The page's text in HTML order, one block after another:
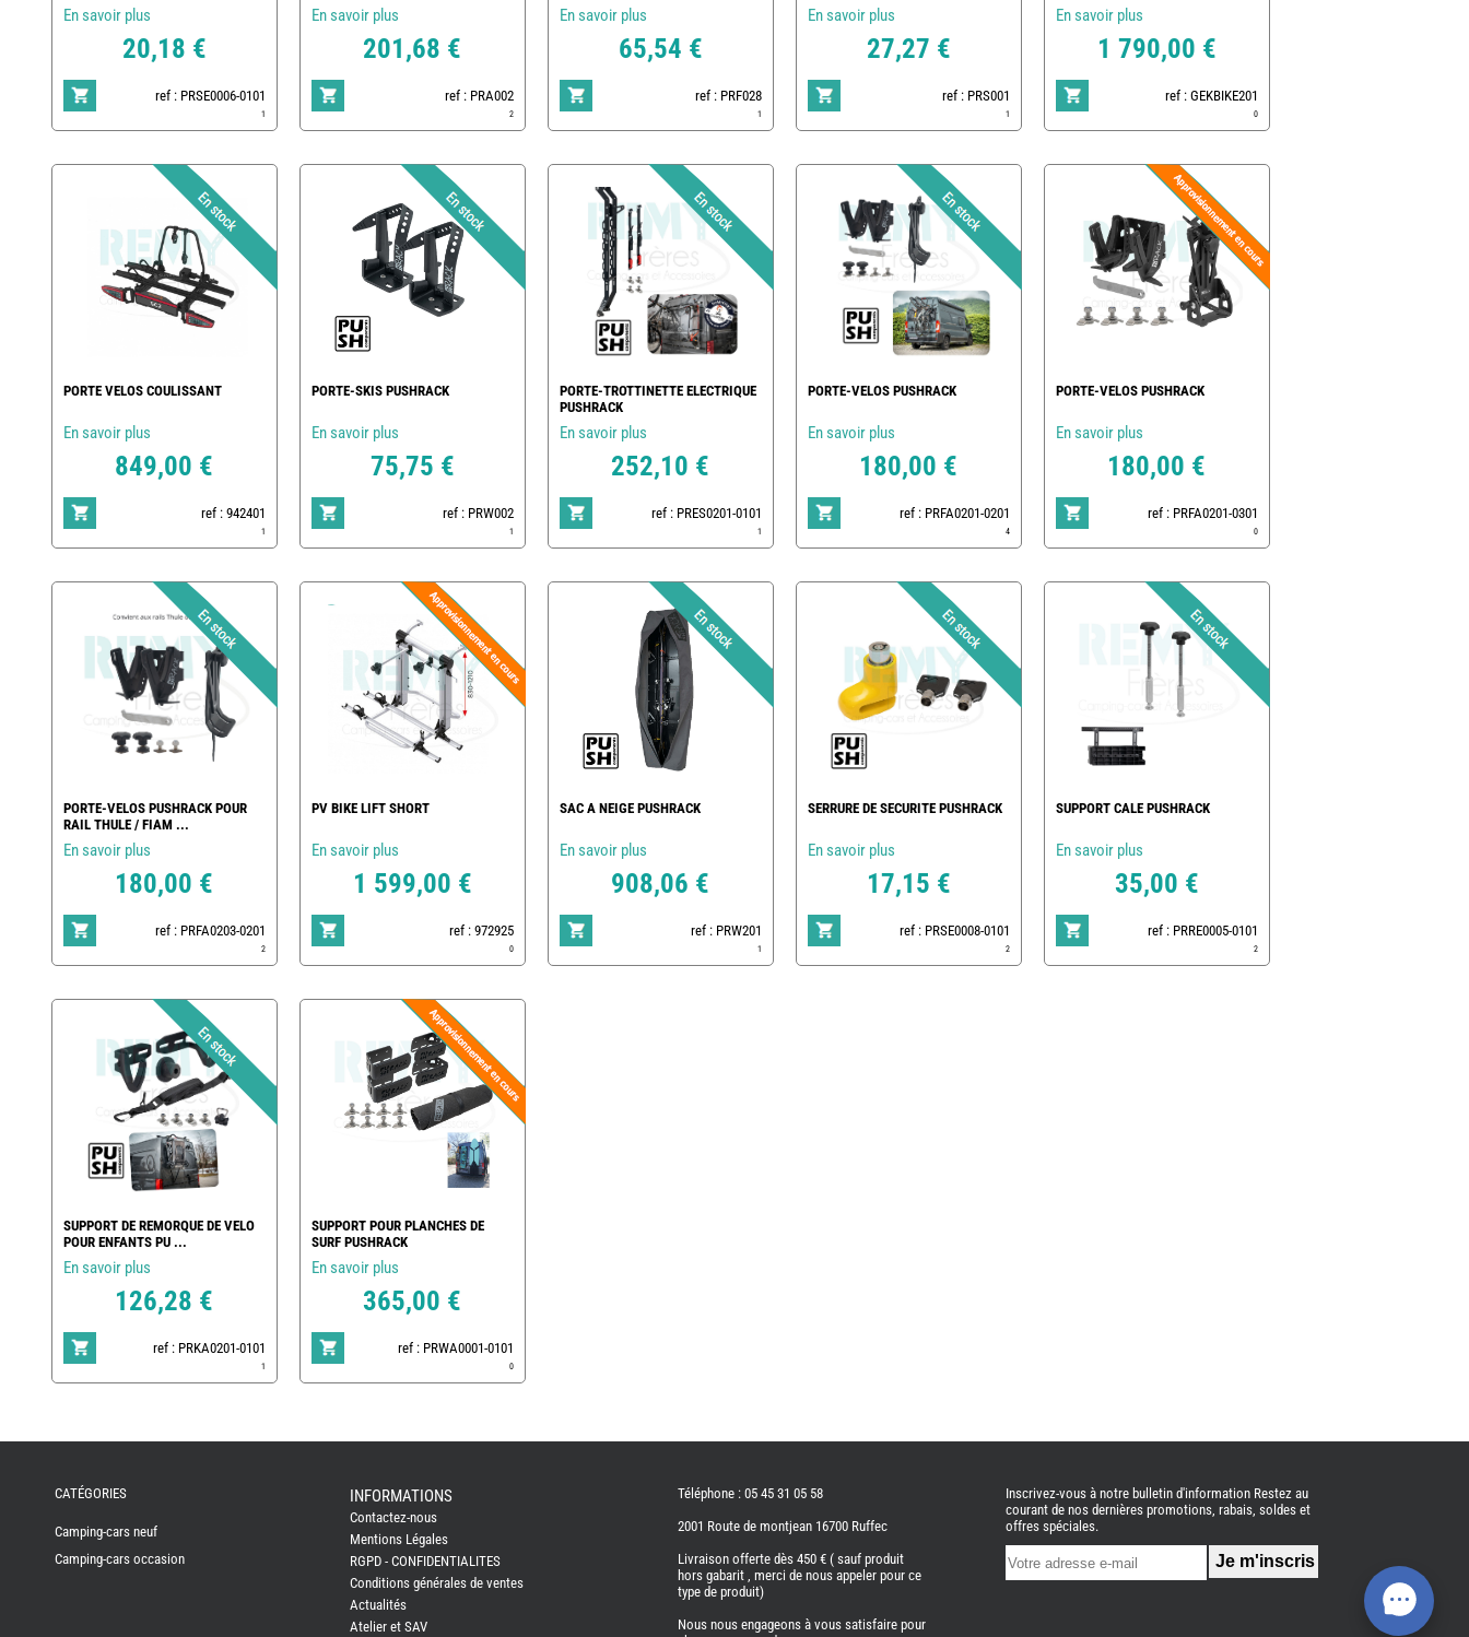
En savoir plus
20,18 €
ref : PRSE0006-0101
1
En savoir plus
201,68 €
ref : PRA002
2
En savoir plus
65,54 €
ref : PRF028
1
En savoir plus
27,27 €
ref : PRS001
1
En savoir plus
1 790,00 €
ref : GEKBIKE201
0
PORTE VELOS COULISSANT
En savoir plus
849,00 €
ref : 942401
1
PORTE-SKIS PUSHRACK
En savoir plus
75,75 €
ref : PRW002
1
PORTE-TROTTINETTE ELECTRIQUE
PUSHRACK
En savoir plus
252,10 €
ref : PRES0201-0101
1
PORTE-VELOS PUSHRACK
En savoir plus
180,00 €
ref : PRFA0201-0201
4
PORTE-VELOS PUSHRACK
En savoir plus
180,00 €
ref : PRFA0201-0301
0
PORTE-VELOS PUSHRACK POUR
RAIL THULE / FIAM ...
En savoir plus
180,00 €
ref : PRFA0203-0201
2
PV BIKE LIFT SHORT
En savoir plus
1 599,00 €
ref : 972925
0
SAC A NEIGE PUSHRACK
En savoir plus
908,06 €
ref : PRW201
1
SERRURE DE SECURITE PUSHRACK
En savoir plus
17,15 €
ref : PRSE0008-0101
2
SUPPORT CALE PUSHRACK
En savoir plus
35,00 €
ref : PRRE0005-0101
2
SUPPORT DE REMORQUE DE VELO
POUR ENFANTS PU ...
En savoir plus
126,28 €
ref : PRKA0201-0101
1
SUPPORT POUR PLANCHES DE
SURF PUSHRACK
En savoir plus
365,00 €
ref : PRWA0001-0101
0
FRERESCATÉGORIES
Camping-cars neuf
Camping-cars occasion
INFORMATIONS
Contactez-nous
Mentions Légales
RGPD - CONFIDENTIALITES
Conditions générales de ventes
Actualités
Atelier et SAV
Téléphone : 05 45 31 05 58
2001 Route de montjean 16700 Ruffec
Livraison offerte dès 450 € ( sauf produit
hors gabarit , merci de nous appeler pour ce
type de produit)
Nous nous engageons à vous satisfaire pour
Inscrivez-vous à notre bulletin d'information Restez au
courant de nos dernières promotions, rabais, soldes et
offres spéciales.